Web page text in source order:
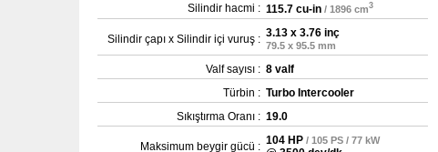
Silindir hacmi : 115.7 cu-in / 1896 cm3
Silindir çapı x Silindir içi vuruş : 3.13 x 3.76 inç
79.5 x 95.5 mm
Valf sayısı : 8 valf
Türbin : Turbo Intercooler
Sıkıştırma Oranı : 19.0
Maksimum beygir gücü : 104 HP / 105 PS / 77 kW